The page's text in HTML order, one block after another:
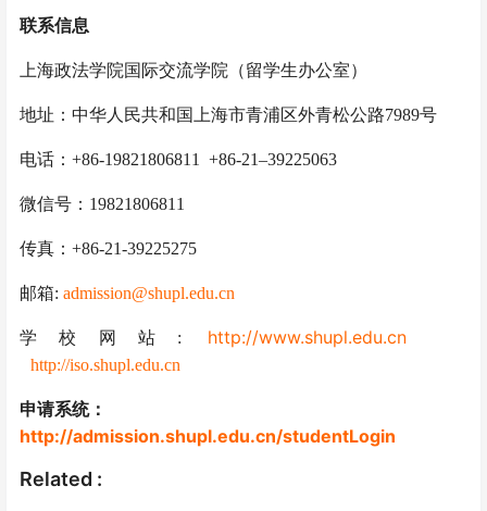
联系信息
上海政法学院国际交流学院（留学生办公室）
地址：中华人民共和国上海市青浦区外青松公路7989号
电话： +86-19821806811 +86-21–39225063
微信号 ： 19821806811
传真： +86-21-39225275
邮箱: admission@shupl.edu.cn
学校网站 : http://www.shupl.edu.cn
http://iso.shupl.edu.cn
申请系统：
http://admission.shupl.edu.cn/studentLogin
Related :